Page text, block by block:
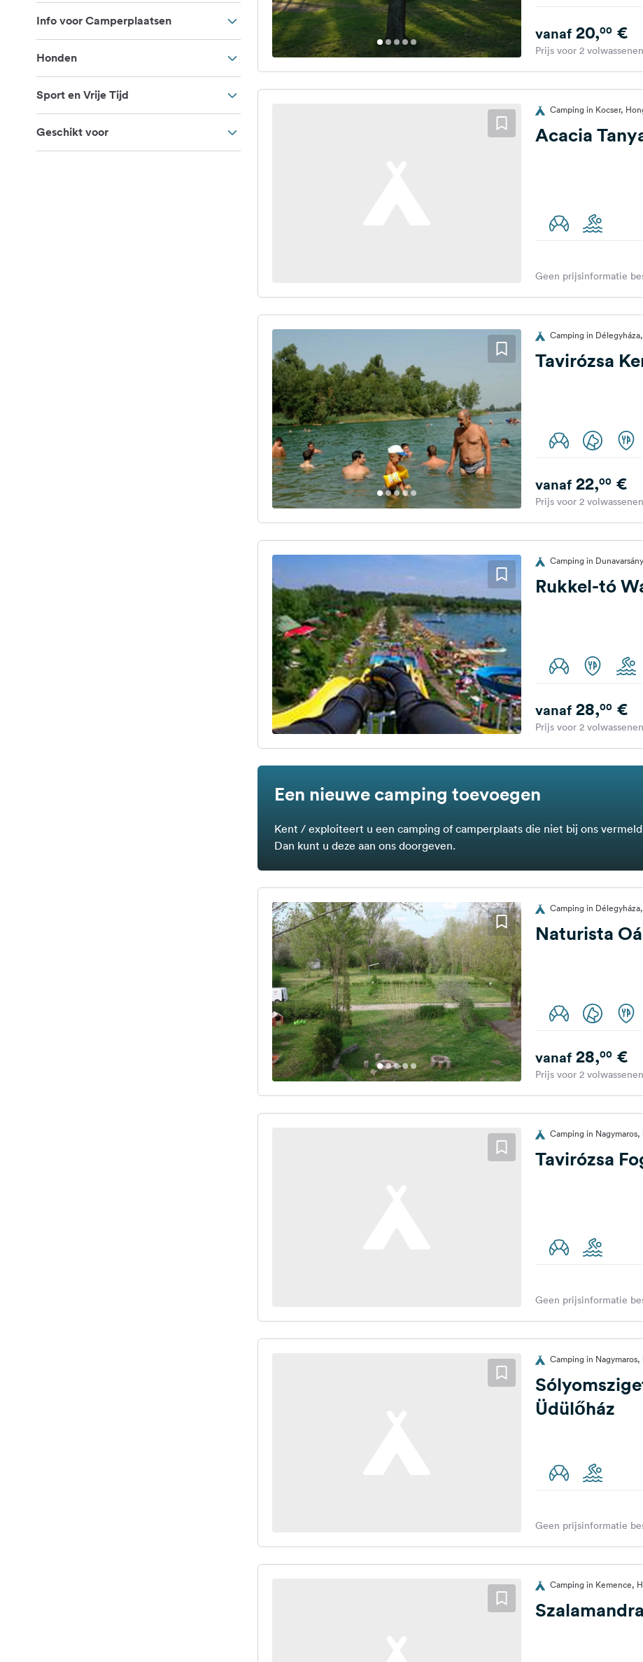
Info voor Camperplaatsen
Honden
Sport en Vrije Tijd
Geschikt voor
vanaf20,00€
Prijs voor 2
Camping in Kocser,
Acacia
Geen prijsinformatie
Camping in
Tavirózsa
vanaf22,00€
Prijs voor 2
Camping in
Rukkel-tó
vanaf28,00€
Prijs voor 2
Een nieuwe camping toevoegen
Kent / exploiteert u een camping of camperplaats die niet bij ons
Dan kunt u deze aan ons doorgeven.
Camping in
Naturista
vanaf28,00€
Prijs voor 2
Camping in Nagymaros,
Tavirózsa
Geen prijsinformatie
Camping in Nagymaros,
Üdülőház
Geen prijsinformatie
Camping in Kemence,